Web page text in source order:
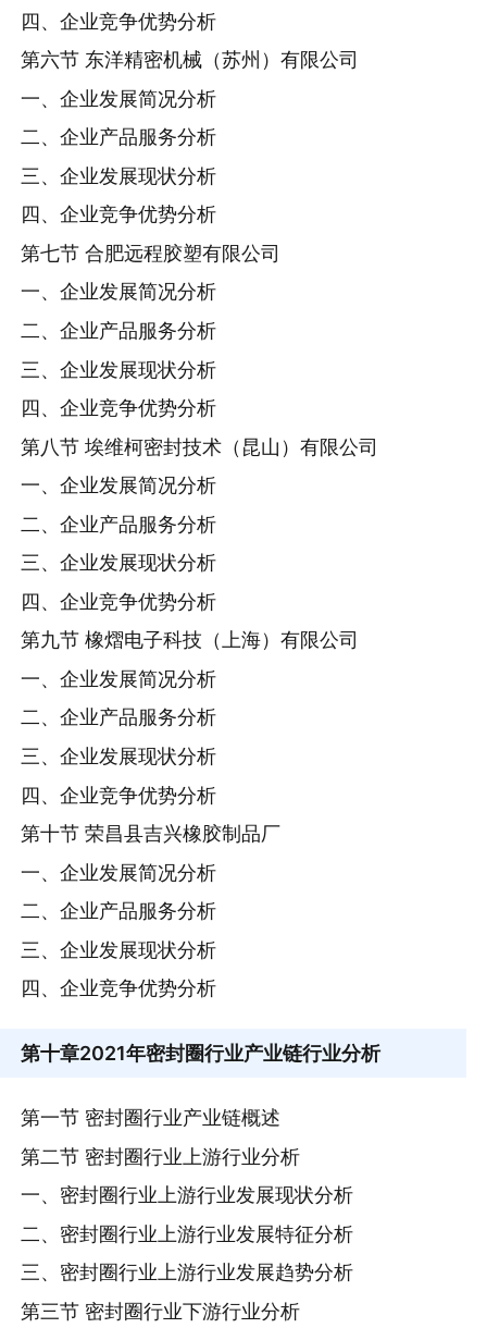
四、企业竞争优势分析
第六节 东洋精密机械（苏州）有限公司
一、企业发展简况分析
二、企业产品服务分析
三、企业发展现状分析
四、企业竞争优势分析
第七节 合肥远程胶塑有限公司
一、企业发展简况分析
二、企业产品服务分析
三、企业发展现状分析
四、企业竞争优势分析
第八节 埃维柯密封技术（昆山）有限公司
一、企业发展简况分析
二、企业产品服务分析
三、企业发展现状分析
四、企业竞争优势分析
第九节 橡熠电子科技（上海）有限公司
一、企业发展简况分析
二、企业产品服务分析
三、企业发展现状分析
四、企业竞争优势分析
第十节 荣昌县吉兴橡胶制品厂
一、企业发展简况分析
二、企业产品服务分析
三、企业发展现状分析
四、企业竞争优势分析
第十章2021年密封圈行业产业链行业分析
第一节 密封圈行业产业链概述
第二节 密封圈行业上游行业分析
一、密封圈行业上游行业发展现状分析
二、密封圈行业上游行业发展特征分析
三、密封圈行业上游行业发展趋势分析
第三节 密封圈行业下游行业分析